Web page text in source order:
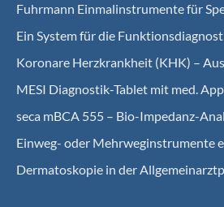
Fuhrmann Einmalinstrumente für
Ein System für die
Koro­nare Herz­krank­heit (KHK) –
MESI Diagnostik-Tablet mit med.
seca mBCA 555 – Bio-Impedanz-
Einweg- oder Mehrweginstrumente
Dermatoskopie in der